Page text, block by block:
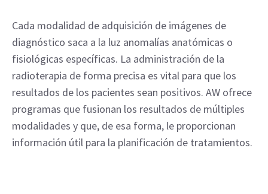
Cada modalidad de adquisición de imágenes de
diagnóstico saca a la luz anomalías anatómicas o
fisiológicas específicas. La administración de la
radioterapia de forma precisa es vital para que los
resultados de los pacientes sean positivos. AW ofrece
programas que fusionan los resultados de múltiples
modalidades y que, de esa forma, le proporcionan
información útil para la planificación de tratamientos.